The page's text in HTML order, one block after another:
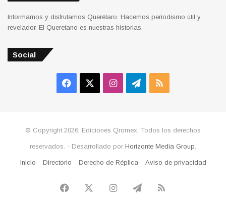
Informamos y disfrutamos Querétaro. Hacemos periodismo útil y
revelador. El Queretano es nuestras historias.
Social
Facebook InstagramTelegram
RSS
© Copyright 2026, Ediciones Qromex. Todos los derechos
reservados. - Desarrollado por Horizonte Media Group
Inicio Directorio Derecho de Réplica Aviso de privacidad
Facebook InstagramTelegram
RSS